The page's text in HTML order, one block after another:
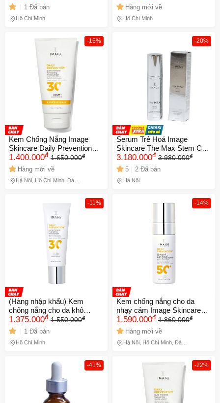
SPF 30 - Bảo Vệ Da, Giữ
Ẩm, 100ml Chính Hãng
1 Đã bán
Hồ Chí Minh
Nhờn Rít, Bảo Vệ Da Tối Ưu,
Phù Hợp Với Mọi Loại Da
Hàng mới về
Hồ Chí Minh
-15%
Kem Chống Nắng Image
Skincare Daily Prevention
Pure Mineral SPF 30
1.400.000đ 1.650.000đ
Hàng mới về
Hà Nội, Hồ Chí Minh, Đà
-20%
Serum Trẻ Hoá Image
Skincare The Max Stem Cell
30ml - Dưỡng ẩm, chống lão
hoá, làm săn chắc da, xoá
mờ nếp nhăn, phục hồi DNA
hiệu quả.
3.180.000đ 3.980.000đ
5 2 Đã bán
Hà Nội
-11%
(Hàng nhập khẩu) Kem
chống nắng cho da khô
Image Skincare Daily
Prevention Pure Mineral
Hydrating Moisturizer
1.375.000đ 1.550.000đ
1 Đã bán
Hồ Chí Minh
-14%
Kem chống nắng cho da
nhạy cảm Image Skincare
Advanced Smartblend
Mineral Moisturizer SPF50+
1.590.000đ 1.860.000đ
Hàng mới về
Hà Nội, Hồ Chí Minh, Đà
-41% -22%